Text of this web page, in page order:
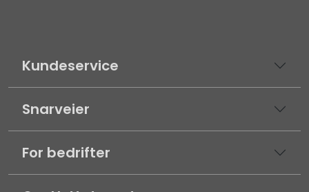
Kundeservice
Snarveier
For bedrifter